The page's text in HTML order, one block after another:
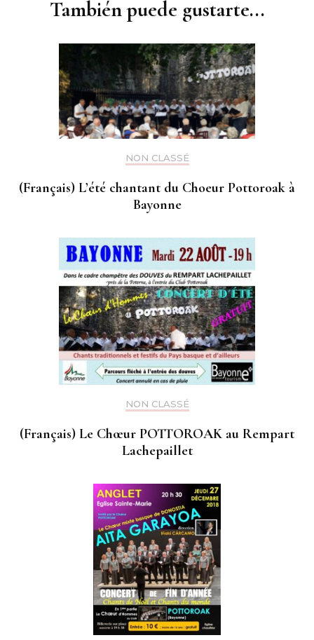
También puede gustarte...
NON CLASSÉ
(Français) L’été chantant du Choeur Pottoroak à
Bayonne
NON CLASSÉ
(Français) Le Chœur POTTOROAK au Rempart
Lachepaillet